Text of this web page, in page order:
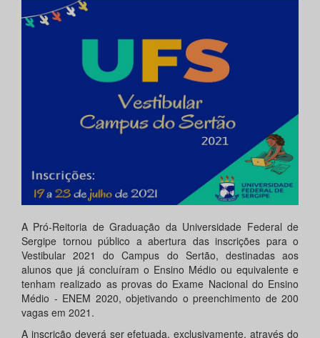
A Pró-Reitoria de Graduação da Universidade Federal de
Sergipe tornou público a abertura das inscrições para o
Vestibular 2021 do Campus do Sertão, destinadas aos
alunos que já concluíram o Ensino Médio ou equivalente e
tenham realizado as provas do Exame Nacional do Ensino
Médio - ENEM 2020, objetivando o preenchimento de 200
vagas em 2021.
A inscrição deverá ser efetuada, exclusivamente, através do